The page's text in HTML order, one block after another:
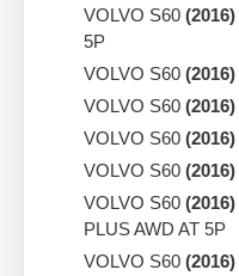
VOLVO S60 (2016)
5P
VOLVO S60 (2016)
VOLVO S60 (2016)
VOLVO S60 (2016)
VOLVO S60 (2016)
VOLVO S60 (2016)
PLUS AWD AT 5P
VOLVO S60 (2016)